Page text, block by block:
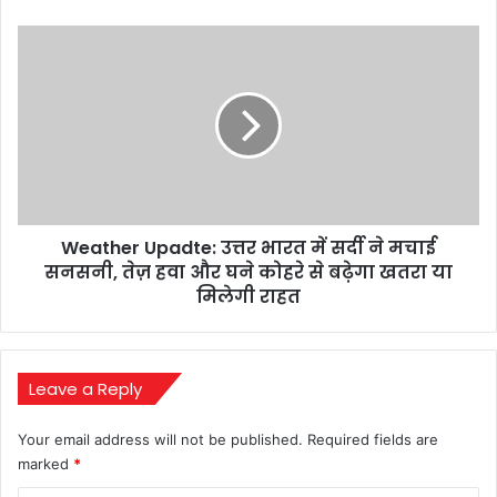
सनसनी,
कोहरे
बढ़ेगा
खतरा
या
मिलेगी
Weather Upadte: उत्तर भारत में सर्दी ने मचाई
सनसनी, तेज़ हवा और घने कोहरे से बढ़ेगा खतरा या
मिलेगी राहत
Leave a Reply
Your email address will not be published. Required fields are
marked *